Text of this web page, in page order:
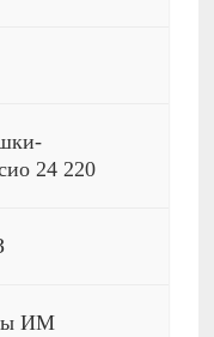
24 220
ИМ